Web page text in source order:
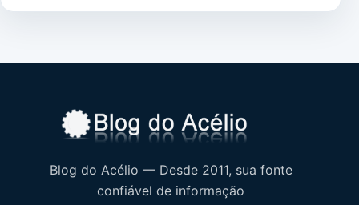
Blog do Acélio — Desde 2011, sua fonte
confiável de informação